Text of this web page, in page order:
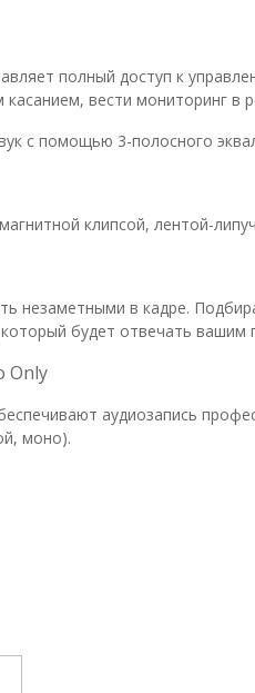
полный доступ к
вести мониторинг в
с помощью 3-полосного
клипсой, лентой-
незаметными в кадре.
будет отвечать вашим
Only
аудиозапись
моно).